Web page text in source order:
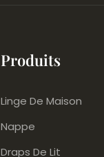
Produits
Linge De Maison
Nappe
Draps De Lit